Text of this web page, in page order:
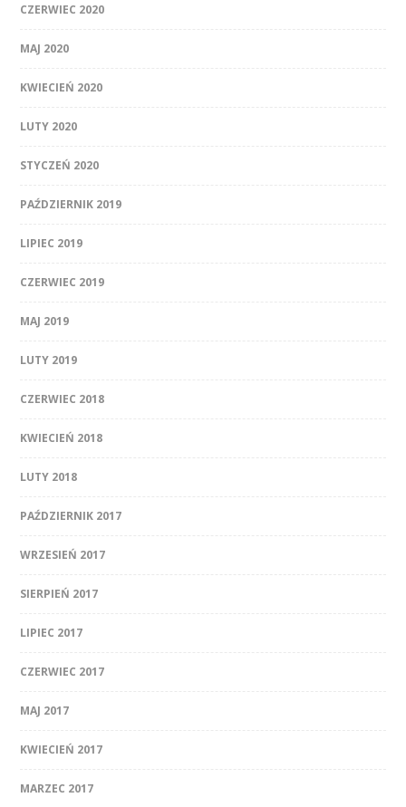
CZERWIEC 2020
MAJ 2020
KWIECIEŃ 2020
LUTY 2020
STYCZEŃ 2020
PAŹDZIERNIK 2019
LIPIEC 2019
CZERWIEC 2019
MAJ 2019
LUTY 2019
CZERWIEC 2018
KWIECIEŃ 2018
LUTY 2018
PAŹDZIERNIK 2017
WRZESIEŃ 2017
SIERPIEŃ 2017
LIPIEC 2017
CZERWIEC 2017
MAJ 2017
KWIECIEŃ 2017
MARZEC 2017